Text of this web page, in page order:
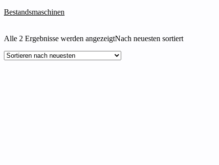
Bestandsmaschinen
Alle 2 Ergebnisse werden angezeigtNach neuesten sortiert